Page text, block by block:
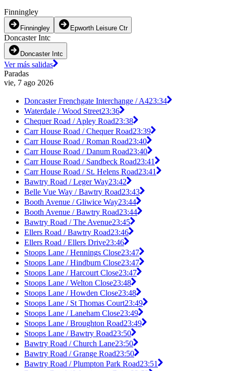
Finningley
Finningley Epworth Leisure Ctr
Doncaster Intc
Doncaster Intc
Ver más salidas
Paradas
vie, 7 ago 2026
Doncaster Frenchgate Interchange / A423:34
Waterdale / Wood Street23:36
Chequer Road / Apley Road23:38
Carr House Road / Chequer Road23:39
Carr House Road / Roman Road23:40
Carr House Road / Danum Road23:40
Carr House Road / Sandbeck Road23:41
Carr House Road / St. Helens Road23:41
Bawtry Road / Leger Way23:42
Belle Vue Way / Bawtry Road23:43
Booth Avenue / Gliwice Way23:44
Booth Avenue / Bawtry Road23:44
Bawtry Road / The Avenue23:45
Ellers Road / Bawtry Road23:46
Ellers Road / Ellers Drive23:46
Stoops Lane / Hennings Close23:47
Stoops Lane / Hindburn Close23:47
Stoops Lane / Harcourt Close23:47
Stoops Lane / Welton Close23:48
Stoops Lane / Howden Close23:48
Stoops Lane / St Thomas Court23:49
Stoops Lane / Laneham Close23:49
Stoops Lane / Broughton Road23:49
Stoops Lane / Bawtry Road23:50
Bawtry Road / Church Lane23:50
Bawtry Road / Grange Road23:50
Bawtry Road / Plumpton Park Road23:51